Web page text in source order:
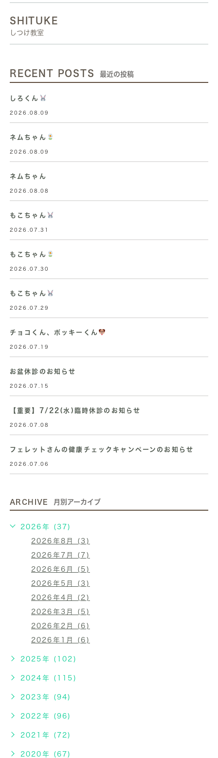
SHITUKE
しつけ教室
RECENT POSTS 最近の投稿
しろくん
2026.08.09
ネムちゃん
2026.08.09
ネムちゃん
2026.08.08
もこちゃん
2026.07.31
もこちゃん
2026.07.30
もこちゃん
2026.07.29
チョコくん、ポッキーくん
2026.07.19
お盆休診のお知らせ
2026.07.15
【重要】7/22(水)臨時休診のお知らせ
2026.07.08
フェレットさんの健康チェックキャンペーンのお知らせ
2026.07.06
ARCHIVE 月別アーカイブ
2026年 (37)
2026年8月 (3)
2026年7月 (7)
2026年6月 (5)
2026年5月 (3)
2026年4月 (2)
2026年3月 (5)
2026年2月 (6)
2026年1月 (6)
2025年 (102)
2024年 (115)
2023年 (94)
2022年 (96)
2021年 (72)
2020年 (67)